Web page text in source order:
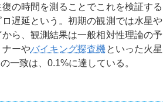
の時間を測ることでこれを検証する
遅延という。初期の観測では水星や
ら、観測結果は一般相対性理論の予
ーやバイキング探査機といった火星
一致は、0.1%に達している。